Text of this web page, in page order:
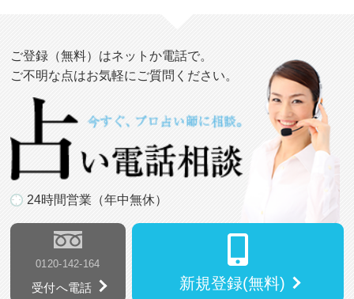
ご登録（無料）はネットか電話で。
ご不明な点はお気軽にご質問ください。
24時間営業（年中無休）
0120-142-164
受付へ電話 新規登録(無料)